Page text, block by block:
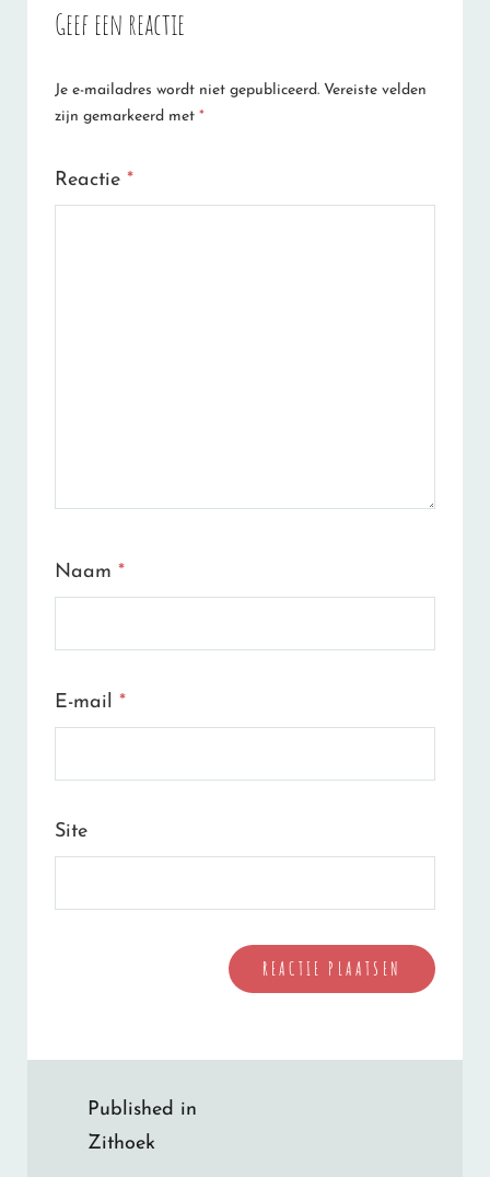
Geef een reactie
Je e-mailadres wordt niet gepubliceerd. Vereiste velden
zijn gemarkeerd met *
Reactie *
Naam *
E-mail *
Site
Bericht
navigatie
Published in
Zithoek